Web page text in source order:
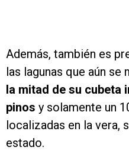
Además, también es
las lagunas que aún se
la mitad de su cubeta
pinos y solamente un
localizadas en la vera,
estado.